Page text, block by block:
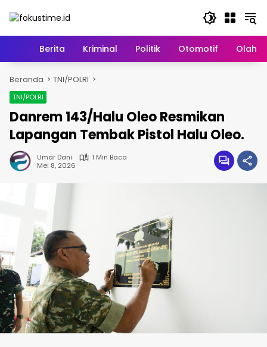
HomeBerita Kriminal Politik Otomotif
Beranda TNI/POLRI
TNI/POLRI
Danrem 143/Halu Oleo Resmikan
Lapangan Tembak Pistol Halu Oleo.
Umar Dani
1 Min Baca
Mei 8, 2026